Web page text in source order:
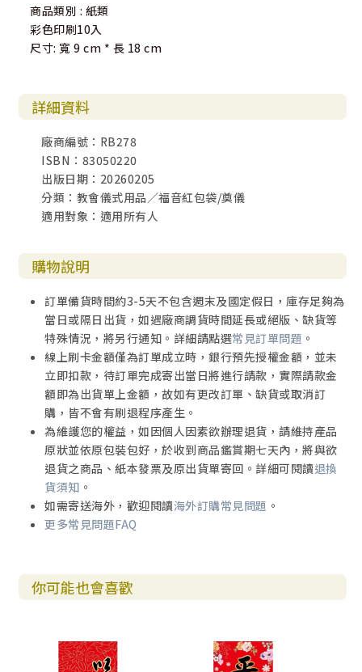
商品類別 : 紙類
彩色印刷10入
尺寸: 寬 9 cm * 長 18 cm
詳細資料
廠商編號：RB278
ISBN：83050220
出版日期：20260205
分類：教會儀式用品／福音紅包袋/奠儀
適用對象：適用所有人
購物說明
訂單備貨時間約3-5天不包含週末及國定假日，庫存足夠為
當日或隔日出貨，如遇廠商調貨時間延長或絕版、缺貨等
特殊情況，將另行通知。詳細請點選常見訂單問題 。
線上刷卡金額僅為訂單成立時，銀行預先授權金額，並未
立即扣款，待訂單完成寄出當日將進行請款，實際請款金
額即為出貨單上金額，故如有更改訂單、缺貨或取消訂
購，皆不會有刷退程序產生。
為維護您的權益，如因個人因素欲辦理退貨，請維持產品
原狀並依原包裝包好，於收到商品鑑賞期七天內，將與欲
退貨之商品、紙本發票及原出貨單寄回。詳細可閱讀退換
貨須知 。
如需寄送海外，歡迎閱讀海外訂購常見問題 。
更多常見問題FAQ
你可能也會喜歡